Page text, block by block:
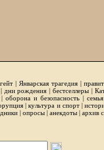
| Январская трагедия |
дни рождения | бестселлеры|
| оборона и безопасность | семья
|культура и спорт|
| опросы | анекдоты | архив